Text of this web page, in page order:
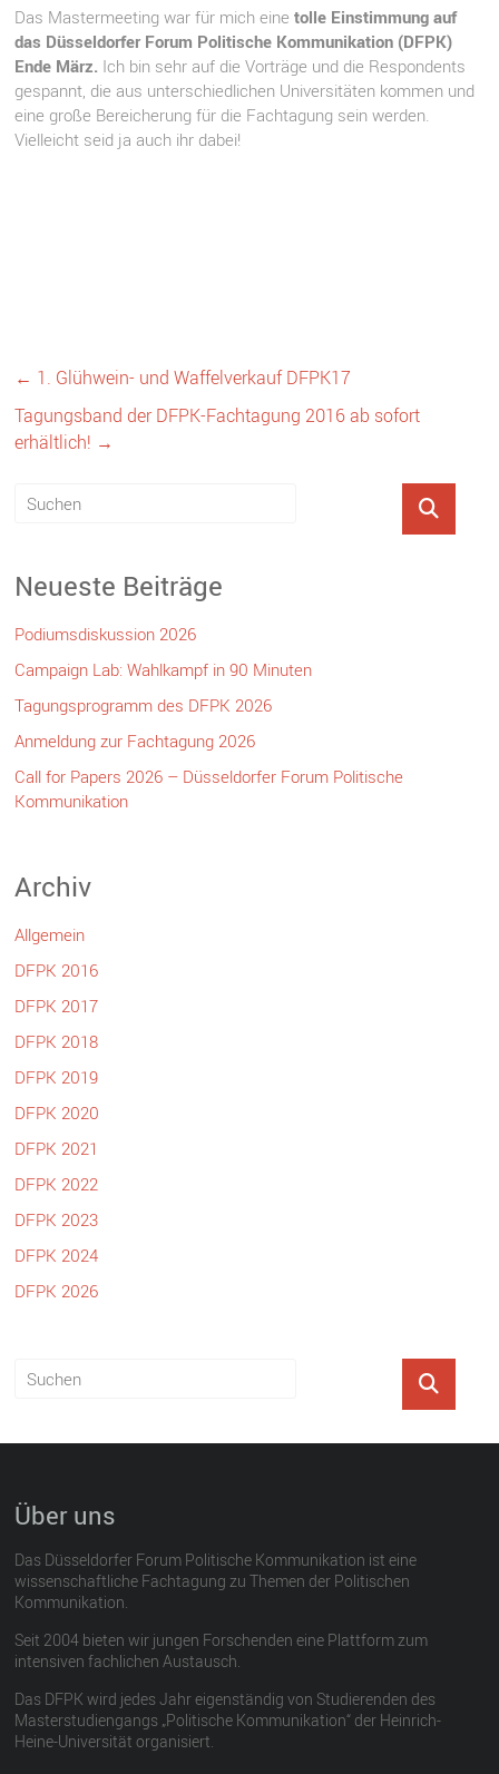
Das Mastermeeting war für mich einetolle Einstimmung auf
das Düsseldorfer Forum Politische Kommunikation (DFPK)
Ende März. Ich bin sehr auf die Vorträge und die Respondents
gespannt, die aus unterschiedlichen Universitäten kommen und
eine große Bereicherung für die Fachtagung sein werden.
Vielleicht seid ja auch ihr dabei!
← 1. Glühwein- und Waffelverkauf DFPK17
Tagungsband der DFPK-Fachtagung 2016 ab sofort
erhältlich! →
Neueste Beiträge
Podiumsdiskussion 2026
Campaign Lab: Wahlkampf in 90 Minuten
Tagungsprogramm des DFPK 2026
Anmeldung zur Fachtagung 2026
Call for Papers 2026 – Düsseldorfer Forum Politische
Kommunikation
Archiv
Allgemein
DFPK 2016
DFPK 2017
DFPK 2018
DFPK 2019
DFPK 2020
DFPK 2021
DFPK 2022
DFPK 2023
DFPK 2024
DFPK 2026
Über uns
Das Düsseldorfer Forum Politische Kommunikation ist eine
wissenschaftliche Fachtagung zu Themen der Politischen
Kommunikation.
Seit 2004 bieten wir jungen Forschenden eine Plattform zum
intensiven fachlichen Austausch.
Das DFPK wird jedes Jahr eigenständig von Studierenden des
Masterstudiengangs „Politische Kommunikation“ der Heinrich-
Heine-Universität organisiert.